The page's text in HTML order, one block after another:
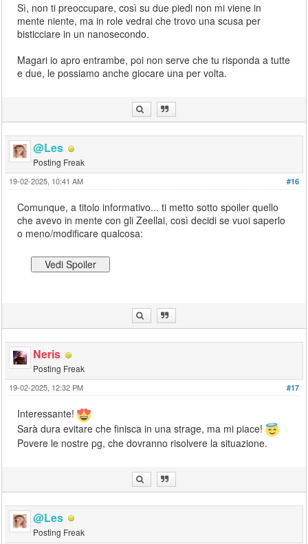
Sì, non ti preoccupare, così su due piedi non mi viene in
mente niente, ma in role vedrai che trovo una scusa per
bisticciare in un nanosecondo.
Magari io apro entrambe, poi non serve che tu risponda a tutte
e due, le possiamo anche giocare una per volta.
@Les
Posting Freak
#16
19-02-2025, 10:41 AM
Comunque, a titolo informativo... ti metto sotto spoiler quello
che avevo in mente con gli Zeellai, così decidi se vuoi saperlo
o meno/modificare qualcosa:
Neris
Posting Freak
#17
19-02-2025, 12:32 PM
Interessante!
Sarà dura evitare che finisca in una strage, ma mi piace!
Povere le nostre pg, che dovranno risolvere la situazione.
@Les
Posting Freak